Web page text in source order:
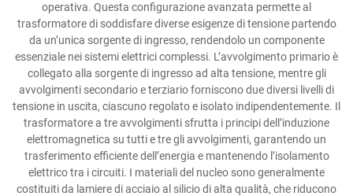
operativa. Questa configurazione avanzata permette al
trasformatore di soddisfare diverse esigenze di tensione partendo
da un’unica sorgente di ingresso, rendendolo un componente
essenziale nei sistemi elettrici complessi. L’avvolgimento primario è
collegato alla sorgente di ingresso ad alta tensione, mentre gli
avvolgimenti secondario e terziario forniscono due diversi livelli di
tensione in uscita, ciascuno regolato e isolato indipendentemente. Il
trasformatore a tre avvolgimenti sfrutta i principi dell’induzione
elettromagnetica su tutti e tre gli avvolgimenti, garantendo un
trasferimento efficiente dell’energia e mantenendo l’isolamento
elettrico tra i circuiti. I materiali del nucleo sono generalmente
costituiti da lamiere di acciaio al silicio di alta qualità, che riducono